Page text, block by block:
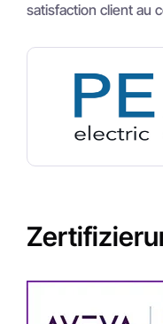
satisfaction client au